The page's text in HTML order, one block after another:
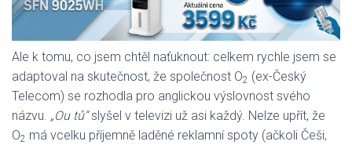
Ale k tomu, co jsem chtěl naťuknout: celkem rychle jsem se
adaptoval na skutečnost, že společnost O2 (ex-Český
Telecom) se rozhodla pro anglickou výslovnost svého
názvu. „Ou tů“slyšel v televizi už asi každý. Nelze upřít, že
O2 má vcelku příjemně laděné reklamní spoty (ačkoli Češi,